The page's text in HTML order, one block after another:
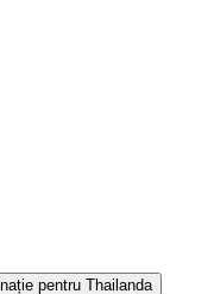
pentru Thailanda